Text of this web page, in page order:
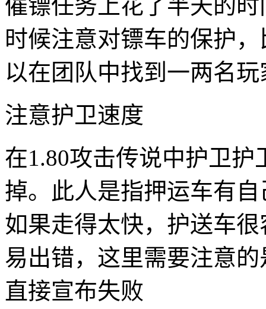
催镖任务上花了半天的
时候注意对镖车的保护
以在团队中找到一两名
注意护卫速度
在1.80攻击传说中护卫
掉。此人是指押运车有
如果走得太快，护送车
易出错，这里需要注意
直接宣布失败